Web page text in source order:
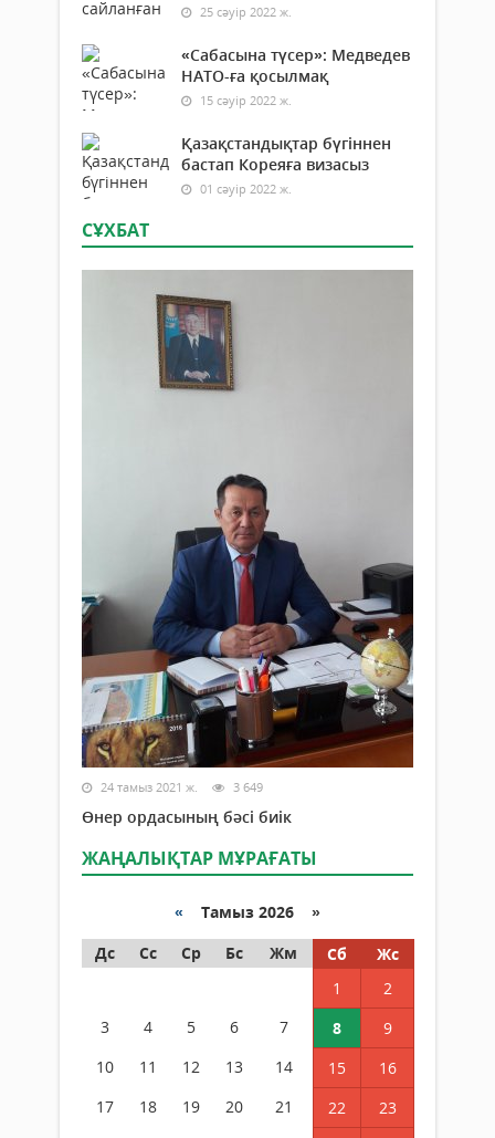
25 сәуір 2022 ж.
«Сабасына түсер»: Медведев
НАТО-ға қосылмақ
15 сәуір 2022 ж.
Қазақстандықтар бүгіннен
бастап Кореяға визасыз
01 сәуір 2022 ж.
СҰХБАТ
24 тамыз 2021 ж. 3 649
Өнер ордасының бәсі биік
ЖАҢАЛЫҚТАР МҰРАҒАТЫ
« Тамыз 2026 »
Дс
Сс Ср Бс Жм Сб
Жс
1
2
3
4 5 6 7 8
9
10
11 12 13 14 15
16
17
18 19 20 21 22
23